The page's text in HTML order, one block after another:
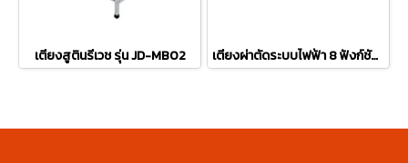
เตียงสูตินรีเวช รุ่น JD-MB02 เตียงผ่าตัดระบบไฟฟ้า 8 ฟังก์ชัน รุ่น JDC19